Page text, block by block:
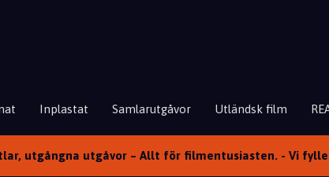
Inplastat Samlarutgåvor Utländsk film
utgångna utgåvor – Allt för filmentusiasten. - Vi